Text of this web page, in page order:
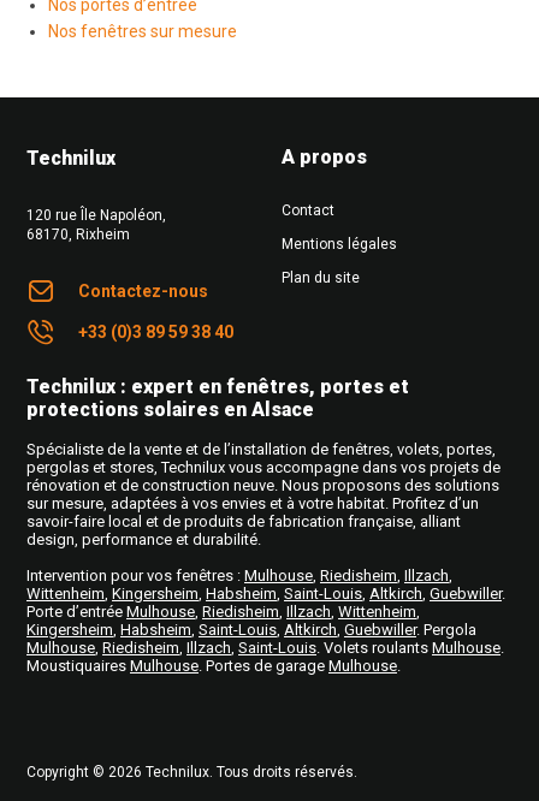
Nos portes d’entrée
Nos fenêtres sur mesure
Technilux
120 rue Île Napoléon,
68170, Rixheim
Contactez-nous
+33 (0)3 89 59 38 40
A propos
Contact
Mentions légales
Plan du site
Technilux : expert en fenêtres, portes et
protections solaires en Alsace
Spécialiste de la vente et de l’installation de fenêtres, volets, portes,
pergolas et stores, Technilux vous accompagne dans vos projets de
rénovation et de construction neuve. Nous proposons des solutions
sur mesure, adaptées à vos envies et à votre habitat. Profitez d’un
savoir-faire local et de produits de fabrication française, alliant
design, performance et durabilité.
Intervention pour vos fenêtres : Mulhouse, Riedisheim, Illzach,
Wittenheim, Kingersheim, Habsheim, Saint-Louis, Altkirch, Guebwiller.
Porte d’entrée Mulhouse, Riedisheim, Illzach, Wittenheim,
Kingersheim, Habsheim, Saint-Louis, Altkirch, Guebwiller. Pergola
Mulhouse, Riedisheim, Illzach, Saint-Louis. Volets roulants Mulhouse.
Moustiquaires Mulhouse. Portes de garage Mulhouse.
Copyright © 2026 Technilux. Tous droits réservés.